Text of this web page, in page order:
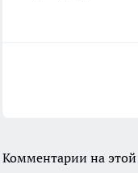
Комментарии на